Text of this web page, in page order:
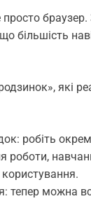
браузер.
більшість
які
робіть
роботи,
тепер можна